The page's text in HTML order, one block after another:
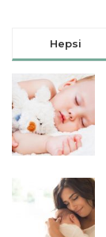
Hepsi